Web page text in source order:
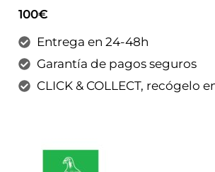
100€
Entrega en 24-48h
Garantía de pagos seguros
CLICK & COLLECT, recógelo